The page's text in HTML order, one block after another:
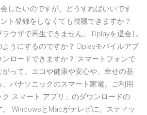
したいのですが、どうすればいいです
ト登録をしなくても視聴できますか？
ウザで再生できません。 Dplayを退会し
うにするのですか？ Dplayモバイルアプ
ンロードできますか？ スマートフォンで
って、エコや健康や安心や、幸せの基
パナソニックのスマート家電。ご利用
スマート アプリ」のダウンロードの
WindowsとMacがテレビに。スティッ